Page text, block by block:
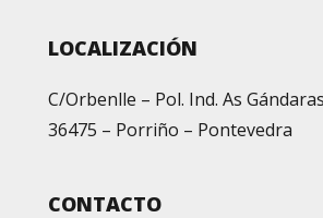
LOCALIZACIÓN
C/Orbenlle – Pol. Ind. As
36475 – Porriño – Pontevedra
CONTACTO